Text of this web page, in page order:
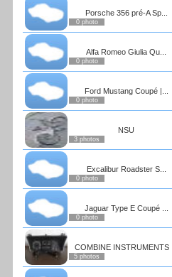
Porsche 356 pré-A Sp...
0 photo
Alfa Romeo Giulia Qu...
0 photo
Ford Mustang Coupé |...
0 photo
NSU
3 photos
Excalibur Roadster S...
0 photo
Jaguar Type E Coupé ...
0 photo
COMBINE INSTRUMENTS
5 photos